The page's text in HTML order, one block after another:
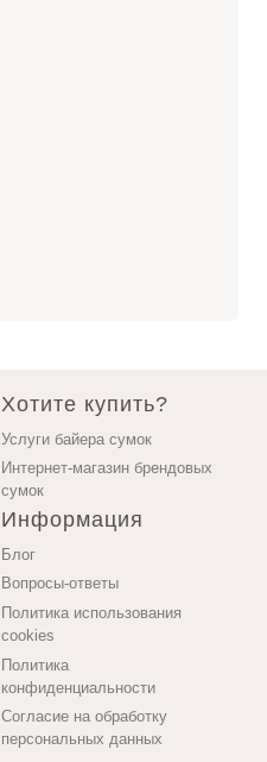
Хотите купить?
Услуги байера сумок
Интернет-магазин брендовых
сумок
Информация
Блог
Вопросы-ответы
Политика использования
cookies
Политика
конфиденциальности
Согласие на обработку
персональных данных